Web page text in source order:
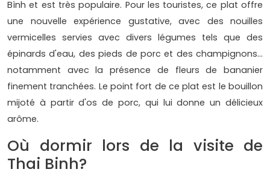
Bình et est très populaire. Pour les touristes, ce plat offre
une nouvelle expérience gustative, avec des nouilles
vermicelles servies avec divers légumes tels que des
épinards d'eau, des pieds de porc et des champignons…
notamment avec la présence de fleurs de bananier
finement tranchées. Le point fort de ce plat est le bouillon
mijoté à partir d'os de porc, qui lui donne un délicieux
arôme.
Où dormir lors de la visite de
Thai Binh?